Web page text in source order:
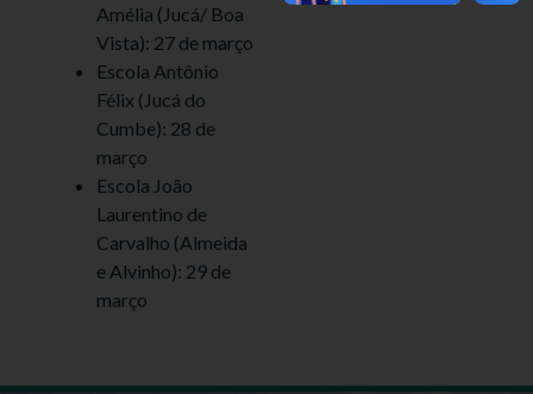
Amélia (Jucá/ Boa
Vista): 27 de março
Escola Antônio
Félix (Jucá do
Cumbe): 28 de
março
Escola João
Laurentino de
Carvalho (Almeida
e Alvinho): 29 de
março